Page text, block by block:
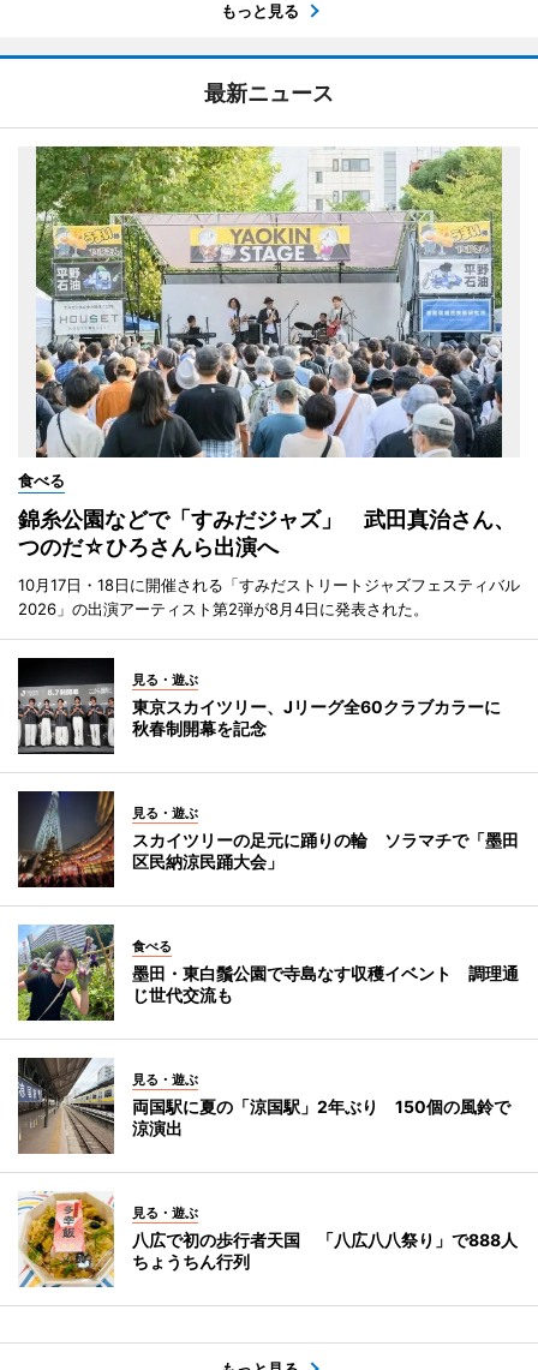
もっと見る
最新ニュース
食べる
錦糸公園などで「すみだジャズ」 武田真治さん、
つのだ☆ひろさんら出演へ
10月17日・18日に開催される「すみだストリートジャズフェスティバル
2026」の出演アーティスト第2弾が8月4日に発表された。
見る・遊ぶ
東京スカイツリー、Jリーグ全60クラブカラーに
秋春制開幕を記念
見る・遊ぶ
スカイツリーの足元に踊りの輪 ソラマチで「墨田
区民納涼民踊大会」
食べる
墨田・東白鬚公園で寺島なす収穫イベント 調理通
じ世代交流も
見る・遊ぶ
両国駅に夏の「涼国駅」2年ぶり 150個の風鈴で
涼演出
見る・遊ぶ
八広で初の歩行者天国 「八広八八祭り」で888人
ちょうちん行列